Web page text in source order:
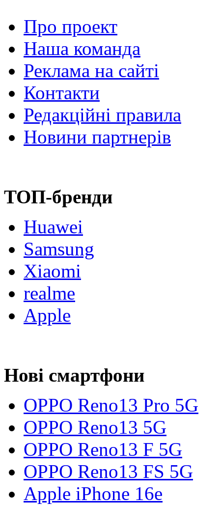
Про проект
Наша команда
Реклама на сайті
Контакти
Редакційні правила
Новини партнерів
ТОП-бренди
Huawei
Samsung
Xiaomi
realme
Apple
Нові смартфони
OPPO Reno13 Pro 5G
OPPO Reno13 5G
OPPO Reno13 F 5G
OPPO Reno13 FS 5G
Apple iPhone 16e